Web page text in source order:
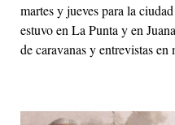
martes y jueves para la
estuvo en La Punta y en
de caravanas y entrevistas